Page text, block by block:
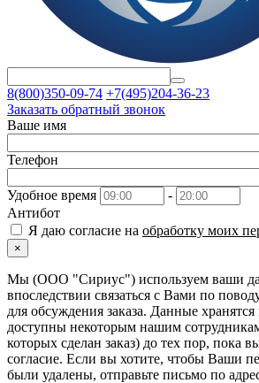
8(800)350-09-74 +7(495)204-36-23
Заказать обратный звонок
Ваше имя
Телефон
Удобное время
-
Антибот
Я даю согласие на обработку моих
×
Мы (ООО "Сириус") используем ваши
впоследствии связаться с Вами по
для обсуждения заказа. Данные
доступны некоторым нашим
которых сделан заказ) до тех пор, пока
согласие. Если вы хотите, чтобы Ваши
были удалены, отправьте письмо по